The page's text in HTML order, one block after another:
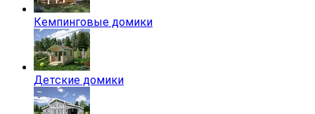
Кемпинговые домики
Детские домики